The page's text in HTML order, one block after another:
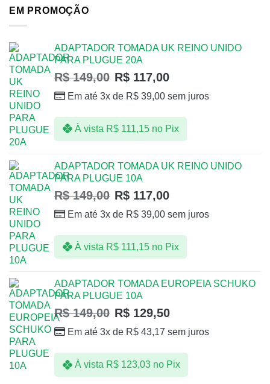
EM PROMOÇÃO
ADAPTADOR TOMADA UK REINO UNIDO
PARA PLUGUE 20A
R$149,00 R$ 117,00
Em até 3x de R$ 39,00 sem juros
À vista R$111,15 no Pix
ADAPTADOR TOMADA UK REINO UNIDO
PARA PLUGUE 10A
R$149,00 R$ 117,00
Em até 3x de R$ 39,00 sem juros
À vista R$111,15 no Pix
ADAPTADOR TOMADA EUROPEIA SCHUKO
PARA PLUGUE 10A
R$149,00 R$ 129,50
Em até 3x de R$ 43,17 sem juros
À vista R$123,03 no Pix